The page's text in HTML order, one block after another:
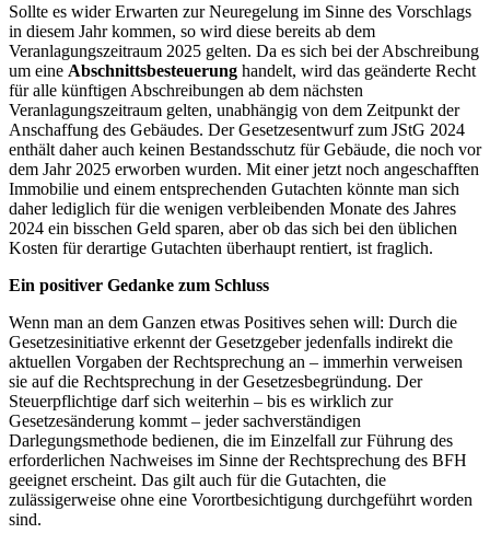
Sollte es wider Erwarten zur Neuregelung im Sinne des Vorschlags
in diesem Jahr kommen, so wird diese bereits ab dem
Veranlagungszeitraum 2025 gelten. Da es sich bei der Abschreibung
um eine Abschnittsbesteuerung handelt, wird das geänderte Recht
für alle künftigen Abschreibungen ab dem nächsten
Veranlagungszeitraum gelten, unabhängig von dem Zeitpunkt der
Anschaffung des Gebäudes. Der Gesetzesentwurf zum JStG 2024
enthält daher auch keinen Bestandsschutz für Gebäude, die noch vor
dem Jahr 2025 erworben wurden. Mit einer jetzt noch angeschafften
Immobilie und einem entsprechenden Gutachten könnte man sich
daher lediglich für die wenigen verbleibenden Monate des Jahres
2024 ein bisschen Geld sparen, aber ob das sich bei den üblichen
Kosten für derartige Gutachten überhaupt rentiert, ist fraglich.
Ein positiver Gedanke zum Schluss
Wenn man an dem Ganzen etwas Positives sehen will: Durch die
Gesetzesinitiative erkennt der Gesetzgeber jedenfalls indirekt die
aktuellen Vorgaben der Rechtsprechung an – immerhin verweisen
sie auf die Rechtsprechung in der Gesetzesbegründung. Der
Steuerpflichtige darf sich weiterhin – bis es wirklich zur
Gesetzesänderung kommt – jeder sachverständigen
Darlegungsmethode bedienen, die im Einzelfall zur Führung des
erforderlichen Nachweises im Sinne der Rechtsprechung des BFH
geeignet erscheint. Das gilt auch für die Gutachten, die
zulässigerweise ohne eine Vorortbesichtigung durchgeführt worden
sind.